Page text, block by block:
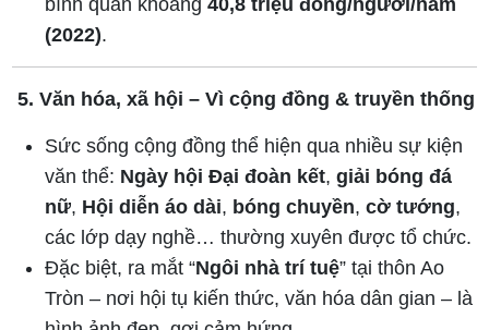
bình quân khoảng40,8 triệu đồng/người/năm
(2022).
5. Văn hóa, xã hội – Vì cộng đồng & truyền thống
Sức sống cộng đồng thể hiện qua nhiều sự kiện
văn thể: Ngày hội Đại đoàn kết,giải bóng đá
nữ, Hội diễn áo dài, bóng chuyền,cờ tướng,
các lớp dạy nghề… thường xuyên được tổ chức.
Đặc biệt, ra mắt “Ngôi nhà trí tuệ” tại thôn Ao
Tròn – nơi hội tụ kiến thức, văn hóa dân gian – là